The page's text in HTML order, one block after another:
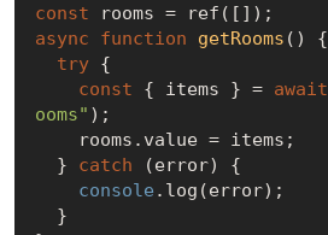
const
async
function getRooms ( ) {
try {
const { items } = await
ooms" );
  }
catch (error) {
console .log(error);